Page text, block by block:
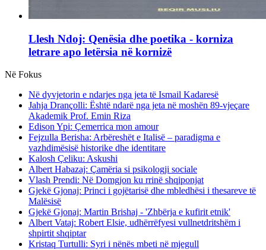
Llesh Ndoj: Qenësia dhe poetika - korniza
letrare apo letërsia në kornizë
Në Fokus
Në dyvjetorin e ndarjes nga jeta të Ismail Kadaresë
Jahja Drançolli: Është ndarë nga jeta në moshën 89-vjeçare
Akademik Prof. Emin Riza
Edison Ypi: Çemerrica mon amour
Fejzulla Berisha: Arbëreshët e Italisë – paradigma e
vazhdimësisë historike dhe identitare
Kalosh Çeliku: Askushi
Albert Habazaj: Çamëria si psikologji sociale
Vlash Prendi: Në Domgjon ku rrinë shqiponjat
Gjekë Gjonaj: Princi i gojëtarisë dhe mbledhësi i thesareve të
Malësisë
Gjekë Gjonaj: Martin Brishaj - 'Zhbërja e kufirit etnik'
Albert Vataj: Robert Elsie, udhërrëfyesi vullnetdritshëm i
shpirtit shqiptar
Kristaq Turtulli: Syri i nënës mbeti në mjegull